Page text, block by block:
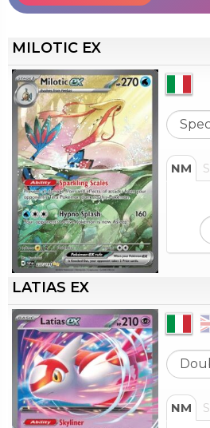
MILOTIC EX
NM
LATIAS EX
NM